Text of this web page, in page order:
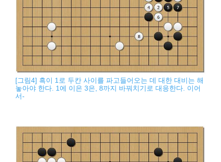
[그림4] 흑이 1로 두칸 사이를 파고들어오는 데 대한 대비는 해
놓아야 한다. 1에 이은 3은, 8까지 바꿔치기로 대응한다. 이어
서-